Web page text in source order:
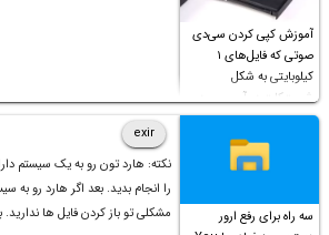
آموزش کپی کردن سی‌دی
صوتی که فایل‌های ۱
کیلوبایتی به شکل
شورت‌کات در آن موجود
است!
سه راه برای رفع ارور
exir
مشکلی تو باز کردن فایل ها ندارید.